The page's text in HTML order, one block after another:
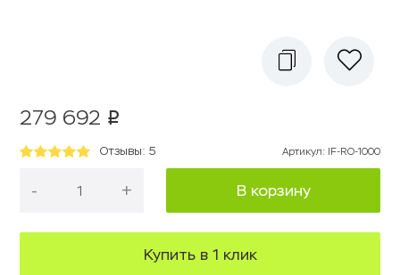
279 692 p
Отзывы: 5 Артикул: IF-RO-1000
- + В корзину
Купить в 1 клик